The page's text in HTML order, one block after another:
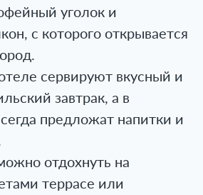
уголок и
с которого открывается
сервируют вкусный и
завтрак, а в
предложат напитки и
отдохнуть на
террасе или